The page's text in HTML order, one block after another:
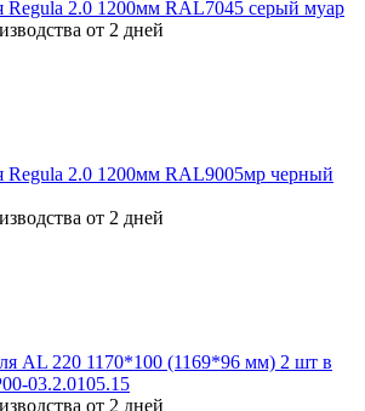
Regula 2.0 1200мм RAL7045 серый муар
от 2 дней
Regula 2.0 1200мм RAL9005мр черный
от 2 дней
AL 220 1170*100 (1169*96 мм) 2 шт в
03.2.0105.15
от 2 дней